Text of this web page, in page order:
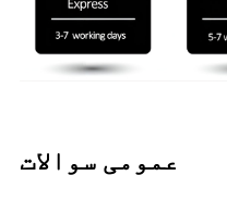
عمومی سوالات